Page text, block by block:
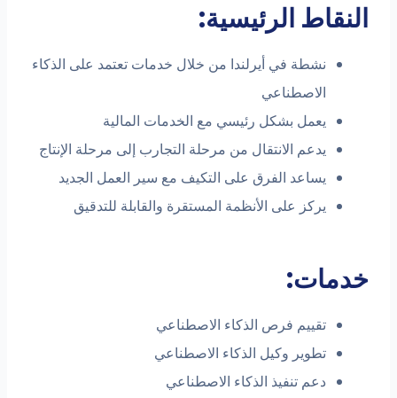
النقاط الرئيسية:
نشطة في أيرلندا من خلال خدمات تعتمد على الذكاء
الاصطناعي
يعمل بشكل رئيسي مع الخدمات المالية
يدعم الانتقال من مرحلة التجارب إلى مرحلة الإنتاج
يساعد الفرق على التكيف مع سير العمل الجديد
يركز على الأنظمة المستقرة والقابلة للتدقيق
خدمات:
تقييم فرص الذكاء الاصطناعي
تطوير وكيل الذكاء الاصطناعي
دعم تنفيذ الذكاء الاصطناعي